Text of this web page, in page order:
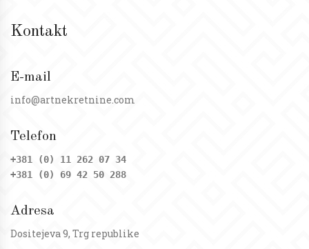
Kontakt
E-mail
info@artnekretnine.com
Telefon
+381 (0) 11 262 07 34
+381 (0) 69 42 50 288
Adresa
Dositejeva 9, Trg republike